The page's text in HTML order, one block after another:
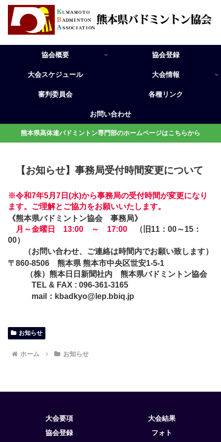
協会概要 協会登録
大会スケジュール 大会情報
審判委員会 各種リンク
お問い合わせ
熊本県高体連バドミントン専門部のホームページはこちらから
【お知らせ】事務局受付時間変更について
※令和7年5月7日(水)から事務局の受付時間が変更になり
ます。ご理解とご協力をお願いいたします。
《熊本県バドミントン協会 事務局》
月～金曜日 13:00 ～ 17:00 （旧11：00～15：
00）
（お問い合わせ、ご連絡は時間内でお願い致します）
〒860-8506 熊本県 熊本市中央区世安1-5-1
（株）熊本日日新聞社内 熊本県バドミントン協会
TEL & FAX : 096-361-3165
mail： kbadkyo@lep.bbiq.jp
お知らせ
ホーム お知らせ
大会要項
大会結果
協会登録
フォト